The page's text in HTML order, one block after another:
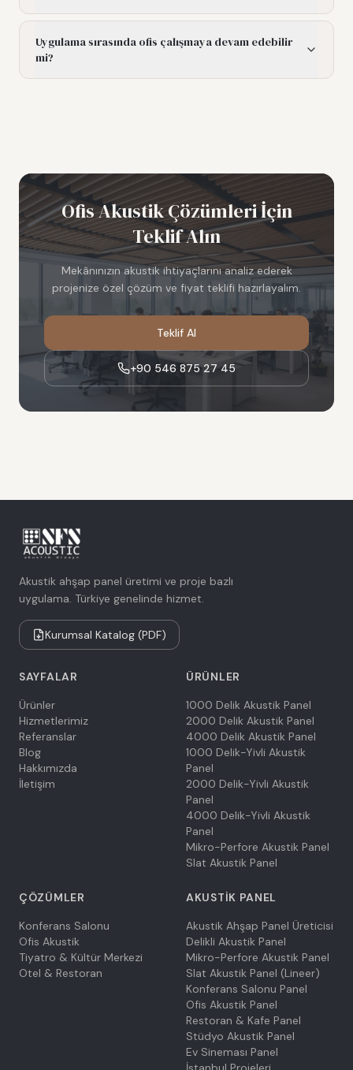
Uygulama sırasında ofis çalışmaya devam edebilir
mi?
Ofis Akustik Çözümleriİçin
Teklif Alın
Mekânınızın akustik ihtiyaçlarını analiz ederek
projenize özel çözüm ve fiyat teklifi hazırlayalım.
Teklif Al
+90 546 875 27 45
Akustik ahşap panel üretimi ve proje bazlı
uygulama. Türkiye genelinde hizmet.
Kurumsal Katalog (PDF)
SAYFALAR
Ürünler
Hizmetlerimiz
Referanslar
Blog
Hakkımızda
İletişim
ÜRÜNLER
1000 Delik Akustik Panel
2000 Delik Akustik Panel
4000 Delik Akustik Panel
1000 Delik-Yivli Akustik
Panel
2000 Delik-Yivli Akustik
Panel
4000 Delik-Yivli Akustik
Panel
Mikro-Perfore Akustik Panel
Slat Akustik Panel
ÇÖZÜMLER
Konferans Salonu
Ofis Akustik
Tiyatro & Kültür Merkezi
Otel & Restoran
AKUSTIK PANEL
Akustik Ahşap Panel Üreticisi
Delikli Akustik Panel
Mikro-Perfore Akustik Panel
Slat Akustik Panel (Lineer)
Konferans Salonu Panel
Ofis Akustik Panel
Restoran & Kafe Panel
Stüdyo Akustik Panel
Ev Sineması Panel